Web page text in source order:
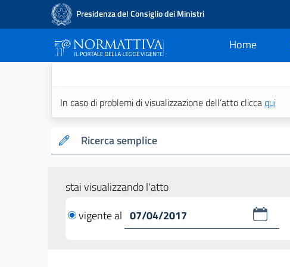
Presidenza del Consiglio dei Ministri
Home
current
In caso di problemi di visualizzazione dell’atto cliccaqui
Ricerca semplice
stai visualizzando l'atto
vigente al